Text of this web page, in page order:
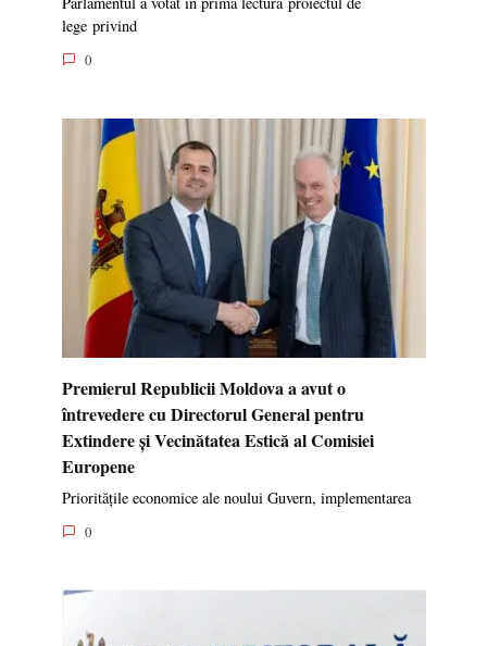
lege privind
0
Premierul Republicii Moldova a avut o
întrevedere cu Directorul General pentru
Extindere și Vecinătatea Estică al Comisiei
Europene
Prioritățile economice ale noului Guvern, implementarea
0